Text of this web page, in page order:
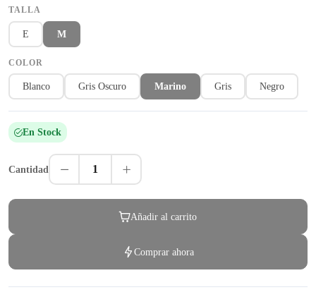
TALLA
E M
COLOR
Blanco Gris Oscuro Marino Gris Negro
En Stock
Cantidad 1
Añadir al carrito
Comprar ahora